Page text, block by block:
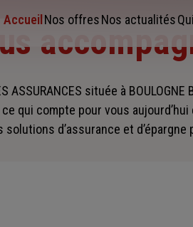
Accueil Nos offresNos actualités
ASSURANCES située à
ce qui compte pour vous
solutions d’assurance et